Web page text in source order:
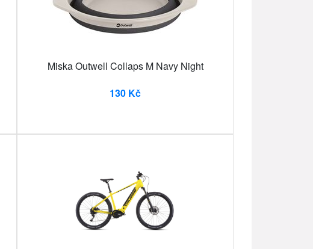
Miska Outwell Collaps M Navy Night
130 Kč